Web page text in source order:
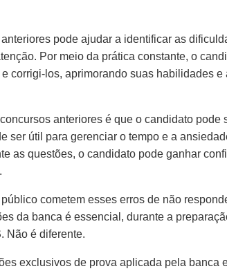
pode ajudar a identificar as
Por meio da prática constante, o
corrigi-los, aprimorando suas habilidades e
anteriores é que o candidato pode
ser útil para gerenciar o tempo e a
as questões, o candidato pode ganhar
cometem esses erros de não
da banca é essencial, durante a
. Não é diferente.
exclusivos de prova aplicada pela banca